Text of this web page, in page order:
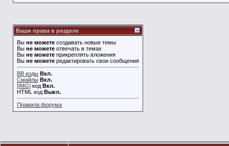
Ваши права в разделе
Вы не можете создавать новые темы
Вы не можете отвечать в темах
Вы не можете прикреплять вложения
Вы не можете редактировать свои сообщения
BB коды Вкл.
Смайлы Вкл.
[IMG] код Вкл.
HTML код Выкл.
Правила форума